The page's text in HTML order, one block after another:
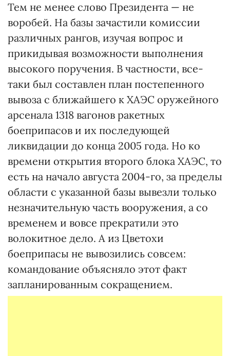
Тем не менее слово Президента — не
воробей. На базы зачастили комиссии
различных рангов, изучая вопрос и
прикидывая возможности выполнения
высокого поручения. В частности, все-
таки был составлен план постепенного
вывоза с ближайшего к ХАЭС оружейного
арсенала 1318 вагонов ракетных
боеприпасов и их последующей
ликвидации до конца 2005 года. Но ко
времени открытия второго блока ХАЭС, то
есть на начало августа 2004-го, за пределы
области с указанной базы вывезли только
незначительную часть вооружения, а со
временем и вовсе прекратили это
волокитное дело. А из Цветохи
боеприпасы не вывозились совсем:
командование объясняло этот факт
запланированным сокращением.